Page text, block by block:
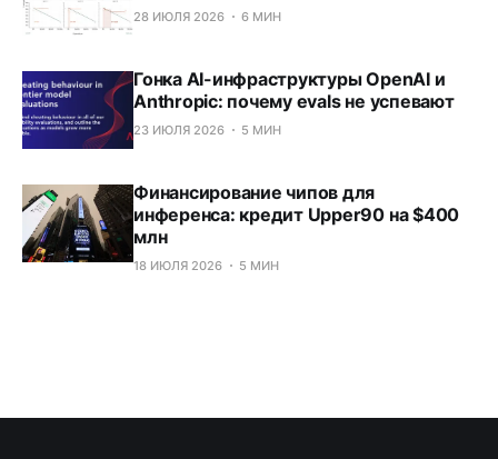
28 ИЮЛЯ 2026 6 МИН
Гонка AI-инфраструктуры OpenAI и
Anthropic: почему evals не успевают
23 ИЮЛЯ 2026 5 МИН
Финансирование чипов для
инференса: кредит Upper90 на $400
млн
18 ИЮЛЯ 2026 5 МИН